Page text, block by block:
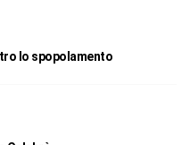
lo spopolamento